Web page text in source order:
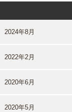
2024年8月
2022年2月
2020年6月
2020年5月